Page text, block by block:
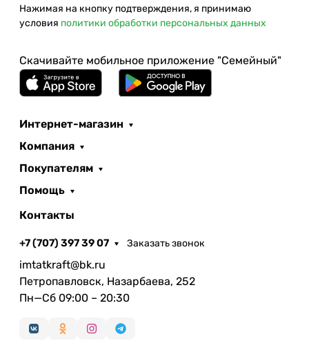
Нажимая на кнопку подтверждения, я принимаю
условия политики обработки персональных данных
Скачивайте мобильное приложение "Семейный"
Интернет-магазин
Компания
Покупателям
Помощь
Контакты
+7 (707) 397 39 07 Заказать звонок
imtatkraft@bk.ru
Петропавловск, Назарбаева, 252
Пн—Сб 09:00 – 20:30